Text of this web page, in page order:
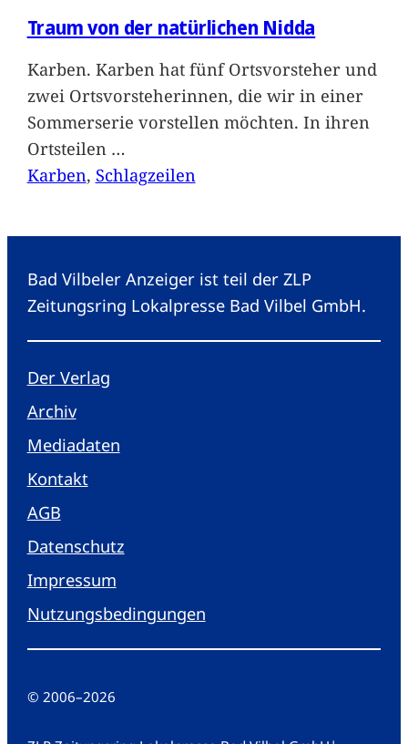
Traum von der natürlichen Nidda
Karben. Karben hat fünf Ortsvorsteher und
zwei Ortsvorsteherinnen, die wir in einer
Sommerserie vorstellen möchten. In ihren
Ortsteilen …
Karben, Schlagzeilen
Bad Vilbeler Anzeiger ist teil der ZLP
Zeitungsring Lokalpresse Bad Vilbel GmbH.
Der Verlag
Archiv
Mediadaten
Kontakt
AGB
Datenschutz
Impressum
Nutzungsbedingungen
© 2006–2026